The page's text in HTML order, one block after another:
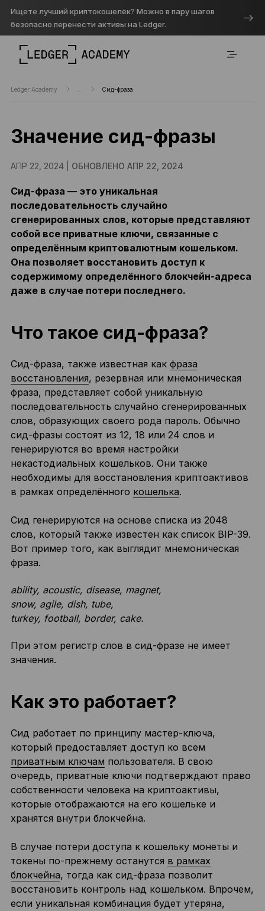
Ищете лучший криптокошелёк? Можно в пару шагов
безопасно перенести активы на Ledger.
Ledger Academy Сид-фраза
Значение сид-фразы
АПР 22, 2024 | ОБНОВЛЕНО АПР 22, 2024
Сид-фраза — это уникальная
последовательность случайно
сгенерированных слов, которые представляют
собой все приватные ключи, связанные с
определённым криптовалютным кошельком.
Она позволяет восстановить доступ к
содержимому определённого блокчейн-адреса
даже в случае потери последнего.
Что такое сид-фраза?
Сид-фраза, также известная как фраза
восстановления, резервная или мнемоническая
фраза, представляет собой уникальную
последовательность случайно сгенерированных
слов, образующих своего рода пароль. Обычно
сид-фразы состоят из 12, 18 или 24 слов и
генерируются во время настройки
некастодиальных кошельков. Они также
необходимы для восстановления криптоактивов
в рамках определённого кошелька.
Сид генерируются на основе списка из 2048
слов, который также известен как список BIP-39.
Вот пример того, как выглядит мнемоническая
фраза.
ability, acoustic, disease, magnet,
snow, agile, dish, tube,
turkey, football, border, cake.
При этом регистр слов в сид-фразе не имеет
значения.
Как это работает?
Сид работает по принципу мастер-ключа,
который предоставляет доступ ко всем
приватным ключам пользователя. В свою
очередь, приватные ключи подтверждают право
собственности человека на криптоактивы,
которые отображаются на его кошельке и
хранятся внутри блокчейна.
В случае потери доступа к кошельку монеты и
токены по-прежнему останутся в рамках
блокчейна, тогда как сид-фраза позволит
восстановить контроль над кошельком. Впрочем,
если уникальная комбинация будет утеряна,